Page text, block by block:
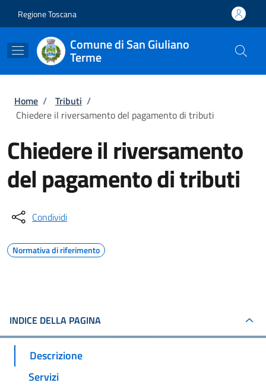
Regione Toscana
Comune di San Giuliano
Terme
Briciole di pane
Home / Tributi /
Chiedere il riversamento del pagamento di tributi
Chiedere il riversamento
del pagamento di tributi
Condividi
Normativa di riferimento
INDICE DELLA PAGINA
Descrizione
Servizi